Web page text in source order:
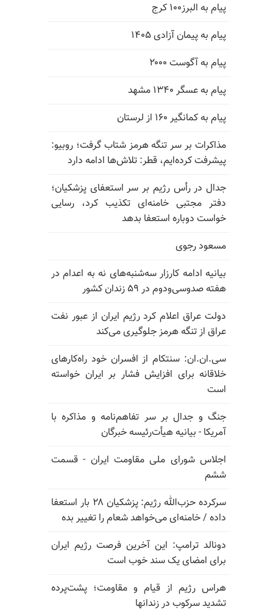
پیام به البرز۱۰۰ کرج
پیام به پیمان آزادی ۱۴۰۵
پیام به آگوست ۲۰۰۰
پیام به عسگر ۱۳۴۰ مشهد
پیام به کمانگیر ۱۶۰ از لرستان
مذاکرات بر سر تنگه هرمز شتاب گرفت؛ روبیو:
پیشرفت کرده‌ایم، قطر: تلاش‌ها ادامه دارد
جدال در رأس رژیم بر سر استعفای پزشکیان؛
دفتر مجتبی خامنه‌ای تکذیب کرد، رسایی
خواست دوباره استعفا بدهد
مسعود رجوی
بیانیه ادامه کارزار سه‌شنبه‌های نه به اعدام در
هفته صدوسی‌و‌دوم در ۵۹ زندان کشور
دولت عراق اعلام کرد رژیم ایران از عبور نفت
عراق از تنگه هرمز جلوگیری می‌کند
سی.ان.ان: سنتکام از افسران خود راه‌کارهای
خلاقانه برای افزایش فشار بر ایران خواسته
است
جنگ و جدال بر سر تفاهم‌نامه و مذاکره با
آمریکا - بیانیه هیأت‌رئیسه خبرگان
اجلاس شورای ملی مقاومت ایران - قسمت
ششم
سرکرده حزب‌الله رژیم: پزشکیان ۲۸ بار استعفا
داده / خامنه‌ای می‌خواهد شعام را تغییر بده
دونالد ترامپ: این آخرین فرصت رژیم ایران
برای امضای یک سند خوب است
هراس رژیم از قیام و مقاومت؛ پشت‌پرده
تشدید سرکوب در زندانها